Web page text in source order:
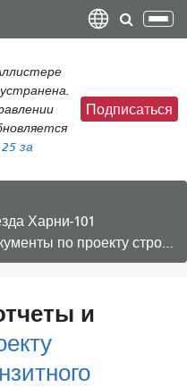
25 за
Подписаться
Харни-101
по проекту строительства транзитного перехода на Харни-101
и